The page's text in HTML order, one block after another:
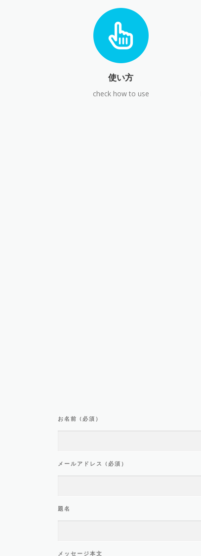
使い方
check how to use
お名前 (必須）
メールアドレス (必須）
題名
メッセージ本文